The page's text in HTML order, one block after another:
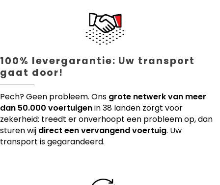
100% levergarantie: Uw transport
gaat door!
Pech? Geen probleem. Ons grote netwerk van meer
dan 50.000 voertuigenin 38 landen zorgt voor
zekerheid: treedt er onverhoopt een probleem op, dan
sturen wij direct een vervangend voertuig. Uw
transport is gegarandeerd.